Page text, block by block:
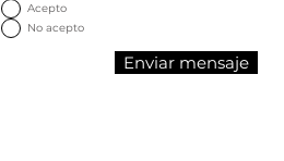
Acepto
No acepto
Enviar mensaje